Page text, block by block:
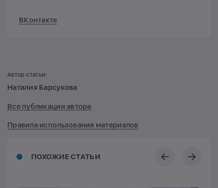
ВКонтакте
ПОХОЖИЕ СТАТЬИ
Автор статьи:
Наталия Барсукова
Все публикации автора
Правила использования материалов